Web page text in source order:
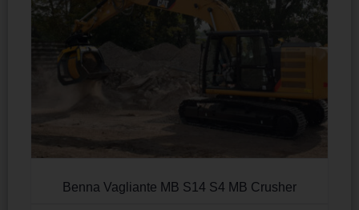
Benna Vagliante MB S14 S4 MB Crusher